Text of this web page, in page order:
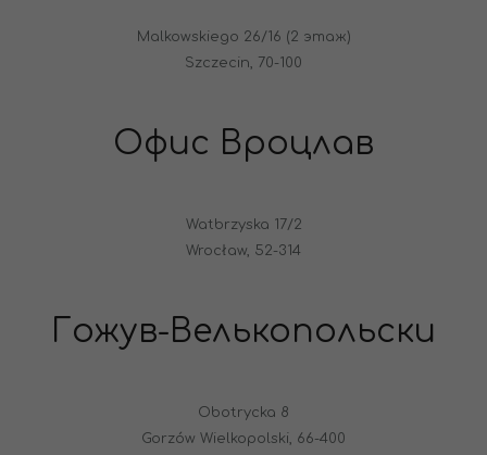
Malkowskiego 26/16 (2 этаж)
Szczecin, 70-100
Офис Вроцлав
Watbrzyska 17/2
Wrocław, 52-314
Гожув-Велькопольски
Obotrycka 8
Gorzów Wielkopolski, 66-400